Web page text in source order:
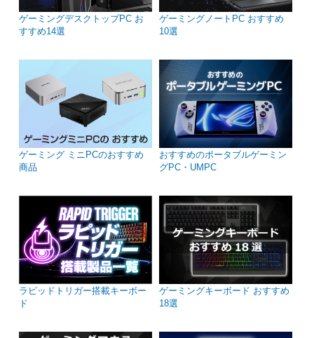
ゲーミングデスクトップPC お
すすめ14選
ゲーミングノートPC おすすめ
10選
ゲーミング ミニPCのおすすめ
商品
おすすめのポータブルゲーミン
グPC・UMPC
ラピッドトリガー搭載キーボー
ド
ゲーミングキーボード おすすめ
18選